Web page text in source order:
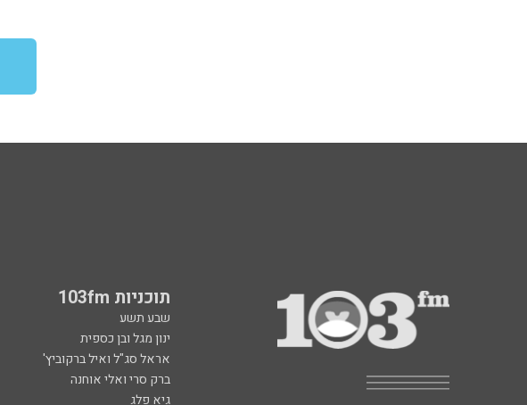
תוכניות 103fm
שבע תשע
ינון מגל ובן כספית
אראל סג"ל ואיל ברקוביץ'
ברק סרי ואלי אוחנה
גיא פלג